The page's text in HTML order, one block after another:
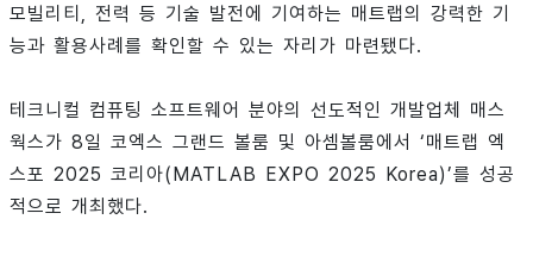
모빌리티, 전력 등 기술 발전에 기여하는 매트랩의 강력한 기
능과 활용사례를 확인할 수 있는 자리가 마련됐다.
테크니컬 컴퓨팅 소프트웨어 분야의 선도적인 개발업체 매스
웍스가 8일 코엑스 그랜드 볼룸 및 아셈볼룸에서 ‘매트랩 엑
스포 2025 코리아(MATLAB EXPO 2025 Korea)’를 성공
적으로 개최했다.